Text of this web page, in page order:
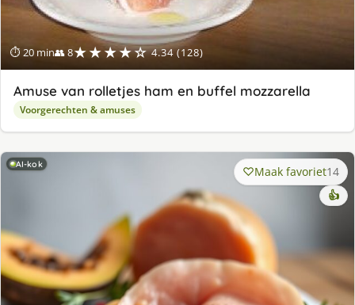
⏱ 20 min👥 8★★★★☆ 4.34 (128)
Amuse van rolletjes ham en buffel mozzarella
Voorgerechten & amuses
AI-kok Maak favoriet14
👍